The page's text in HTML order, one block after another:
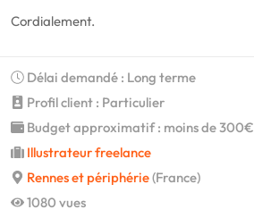
Cordialement.
Délai demandé : Long terme
Profil client : Particulier
Budget approximatif : moins de 300€
Illustrateur freelance
Rennes et périphérie(France)
1080 vues